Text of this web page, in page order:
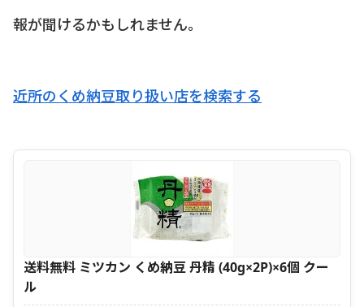
報が聞けるかもしれません。
近所のくめ納豆取り扱い店を検索する
送料無料 ミツカン くめ納豆 丹精 (40g×2P)×6個 クー
ル